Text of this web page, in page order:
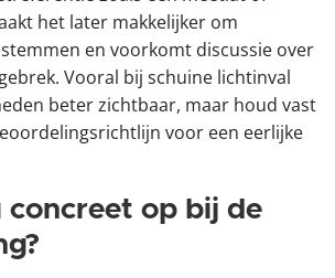
het later makkelijker om
en voorkomt discussie over
Vooral bij schuine lichtinval
beter zichtbaar, maar houd vast
voor een eerlijke
concreet op bij de